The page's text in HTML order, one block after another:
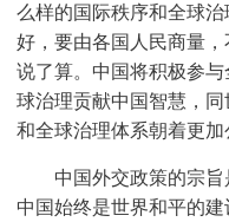
么样的国际秩序和全球
好，要由各国人民商量
说了算。中国将积极参
球治理贡献中国智慧，
和全球治理体系朝着更加
中国外交政策的宗旨
中国始终是世界和平的